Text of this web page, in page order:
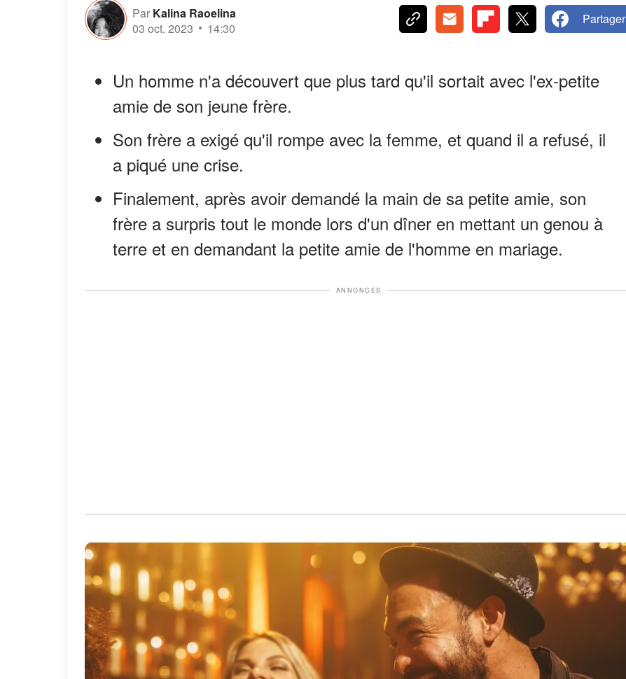
Par Kalina Raoelina
03 oct. 2023
14:30
Partager
Un homme n'a découvert que plus tard qu'il sortait avec l'ex-petite
amie de son jeune frère.
Son frère a exigé qu'il rompe avec la femme, et quand il a refusé, il
a piqué une crise.
Finalement, après avoir demandé la main de sa petite amie, son
frère a surpris tout le monde lors d'un dîner en mettant un genou à
terre et en demandant la petite amie de l'homme en mariage.
ANNONCES